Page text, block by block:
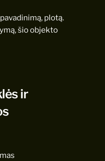
plotą.
šio objekto
ir